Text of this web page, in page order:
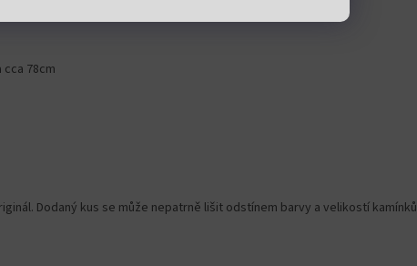
cca 78cm
Dodaný kus se může nepatrně lišit odstínem barvy a velikostí kamínků